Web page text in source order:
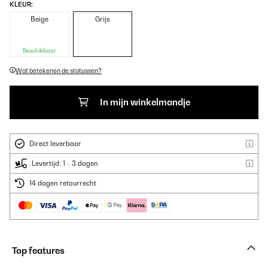
KLEUR:
Beige
Beschikbaar
Grijs
Wat betekenen de statussen?
In mijn winkelmandje
Direct leverbaar
Levertijd: 1 - 3 dagen
14 dagen retourrecht
Top features